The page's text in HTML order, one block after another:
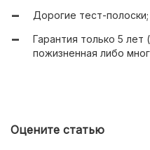
Дорогие тест-полоски;
Гарантия только 5 лет
пожизненная либо
Оцените статью